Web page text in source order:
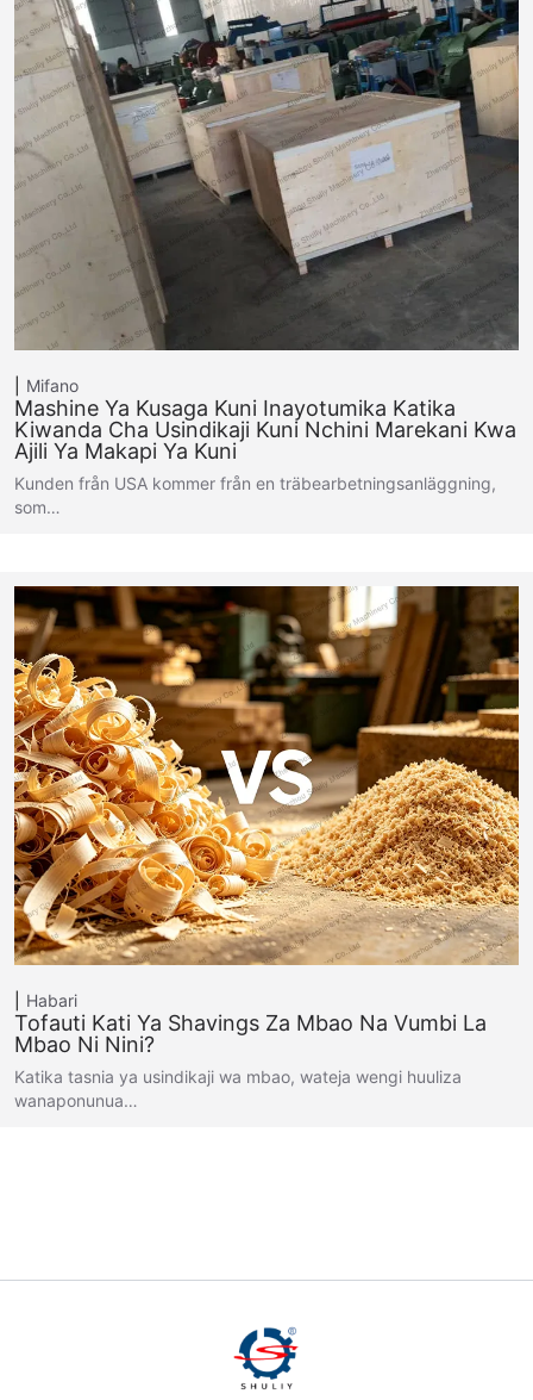
Mifano
Mashine Ya Kusaga Kuni Inayotumika Katika
Kiwanda Cha Usindikaji Kuni Nchini Marekani Kwa
Ajili Ya Makapi Ya Kuni
Kunden från USA kommer från en träbearbetningsanläggning,
som…
Habari
Tofauti Kati Ya Shavings Za Mbao Na Vumbi La
Mbao Ni Nini?
Katika tasnia ya usindikaji wa mbao, wateja wengi huuliza
wanaponunua…